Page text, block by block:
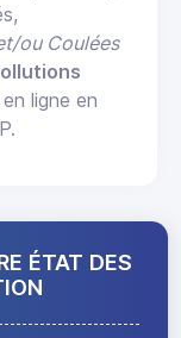
ou Coulées
ligne en
ÉTAT DES